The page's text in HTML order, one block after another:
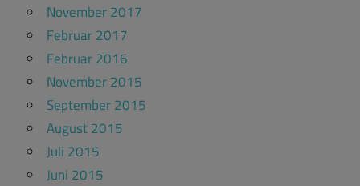
November 2017
Februar 2017
Februar 2016
November 2015
September 2015
August 2015
Juli 2015
Juni 2015